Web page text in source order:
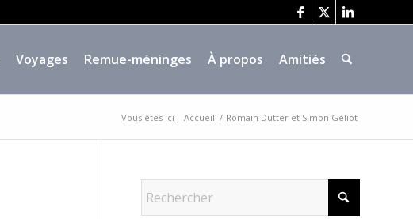
Voyages Remue-méninges À propos Amitiés
Vous êtes ici : Accueil / Romain Dutter et Simon Géliot